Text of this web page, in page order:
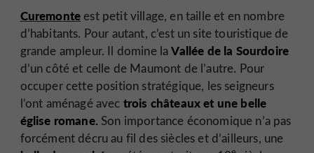
Curemonteest petit village, en taille et en nombre
d’habitants. Pour autant, c’est un site touristique de
grande ampleur. Il domine laVallée de la Sourdoire
d’un côté et celle de Maumont de l’autre. Pour
occuper cette position stratégique, les seigneurs
l’ont aménagé avec trois châteaux et une belle
église romane. Son importance économique n’a pas
forcément décru au fil des siècles et d’ailleurs, une